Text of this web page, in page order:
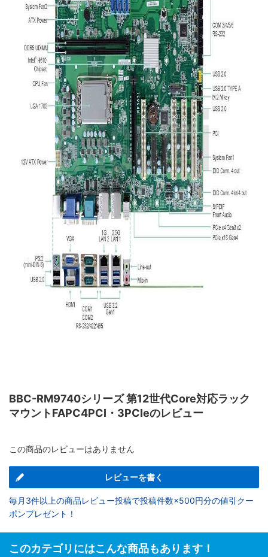
BBC-RM9740シリーズ 第12世代Core対応ラック
マウントFAPC4PCI・3PCIeのレビュー
この商品のレビューはありません
レビューを書く
毎月3件以上の商品レビュー投稿で投稿件数×500円分の値引クー
ポンプレゼント！
このカテゴリにはこんな商品もあります！